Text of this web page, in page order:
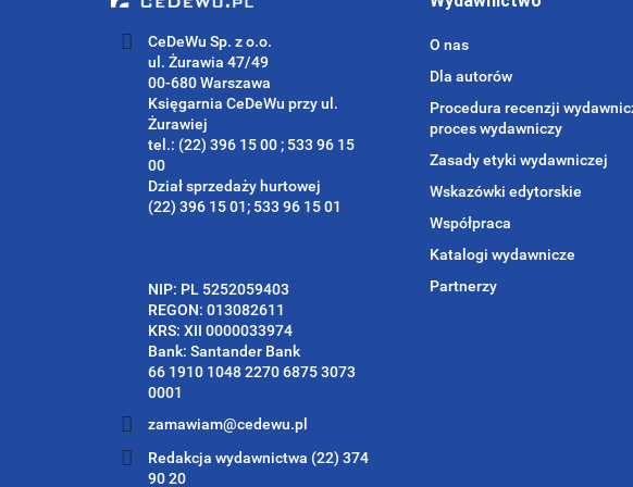
CeDeWu Sp. z o.o.
ul. Żurawia 47/49
00-680 Warszawa
Księgarnia CeDeWu przy ul.
Żurawiej
tel.: (22) 396 15 00 ; 533 96 15
00
Dział sprzedaży hurtowej
(22) 396 15 01; 533 96 15 01
NIP: PL 5252059403
REGON: 013082611
KRS: XII 0000033974
Bank: Santander Bank
66 1910 1048 2270 6875 3073
0001
zamawiam@cedewu.pl
Redakcja wydawnictwa (22) 374
90 20
O nas
Dla autorów
Procedura recenzji
proces wydawniczy
Zasady etyki wydawniczej
Wskazówki edytorskie
Współpraca
Katalogi wydawnicze
Partnerzy